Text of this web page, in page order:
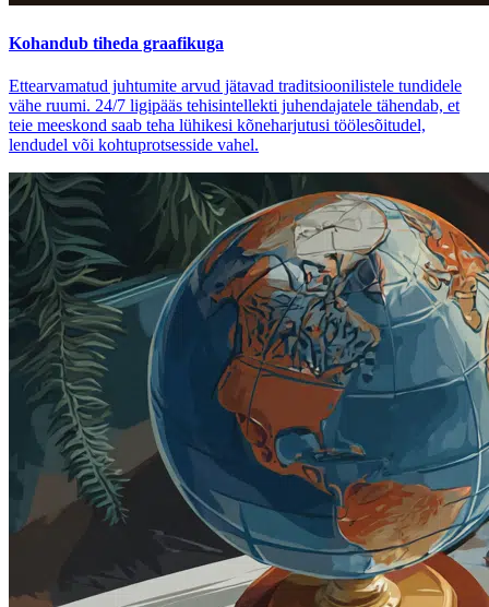
Kohandub tiheda graafikuga
Ettearvamatud juhtumite arvud jätavad traditsioonilistele tundidele
vähe ruumi. 24/7 ligipääs tehisintellekti juhendajatele tähendab, et
teie meeskond saab teha lühikesi kõneharjutusi töölesõitudel,
lendudel või kohtuprotsesside vahel.